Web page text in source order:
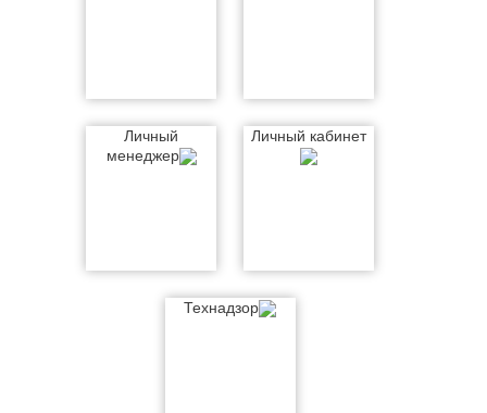
Личный
менеджер
Личный кабинет
Технадзор